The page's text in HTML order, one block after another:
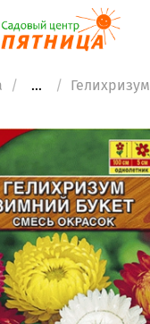
... Гелихризум